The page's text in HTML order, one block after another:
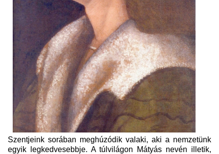
Szentjeink sorában meghúzódik valaki, aki a nemzetünk
egyik legkedvesebbje. A túlvilágon Mátyás nevén illetik,